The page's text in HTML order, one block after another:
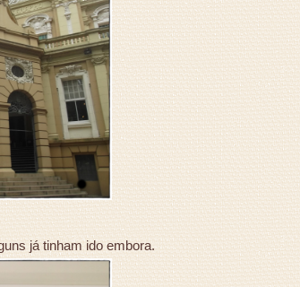
já tinham ido embora.